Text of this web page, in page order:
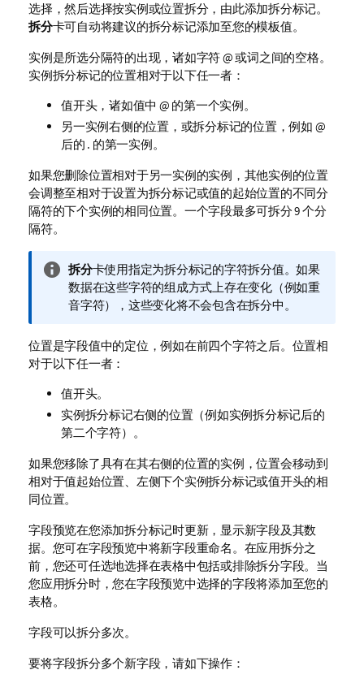
选择，然后选择按实例或位置拆分，由此添加拆分标记。
拆分卡可自动将建议的拆分标记添加至您的模板值。
实例是所选分隔符的出现，诸如字符@或词之间的空格。
实例拆分标记的位置相对于以下任一者：
值开头，诸如值中 @ 的第一个实例。
另一实例右侧的位置，或拆分标记的位置，例如 @
后的 . 的第一实例。
如果您删除位置相对于另一实例的实例，其他实例的位置
会调整至相对于设置为拆分标记或值的起始位置的不同分
隔符的下个实例的相同位置。一个字段最多可拆分 9 个分
隔符。
信
息
注
拆分卡使用指定为拆分标记的字符拆分值。如果
数据在这些字符的组成方式上存在变化（例如重
音字符），这些变化将不会包含在拆分中。
位置是字段值中的定位，例如在前四个字符之后。位置相
对于以下任一者：
值开头。
实例拆分标记右侧的位置（例如实例拆分标记后的
第二个字符）。
如果您移除了具有在其右侧的位置的实例，位置会移动到
相对于值起始位置、左侧下个实例拆分标记或值开头的相
同位置。
字段预览在您添加拆分标记时更新，显示新字段及其数
据。您可在字段预览中将新字段重命名。在应用拆分之
前，您还可任选地选择在表格中包括或排除拆分字段。当
您应用拆分时，您在字段预览中选择的字段将添加至您的
表格。
字段可以拆分多次。
要将字段拆分多个新字段，请如下操作：